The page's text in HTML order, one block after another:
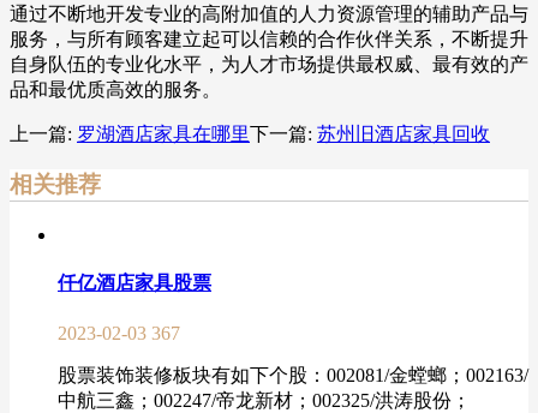
通过不断地开发专业的高附加值的人力资源管理的辅助产品与
服务，与所有顾客建立起可以信赖的合作伙伴关系，不断提升
自身队伍的专业化水平，为人才市场提供最权威、最有效的产
品和最优质高效的服务。
上一篇: 罗湖酒店家具在哪里下一篇: 苏州旧酒店家具回收
相关推荐
仟亿酒店家具股票
2023-02-03 367
股票装饰装修板块有如下个股：002081/金螳螂；002163/
中航三鑫；002247/帝龙新材；002325/洪涛股份；